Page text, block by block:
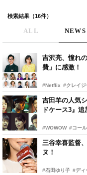
検索結果（16件）
ALL NEWS
吉沢亮、憧れ
費」に感激！
#Netflix #クレイ
吉田羊の人気
ドケース3』
#WOWOW #コー
三谷幸喜監督
ヌ！
#石田ゆり子 #ディ